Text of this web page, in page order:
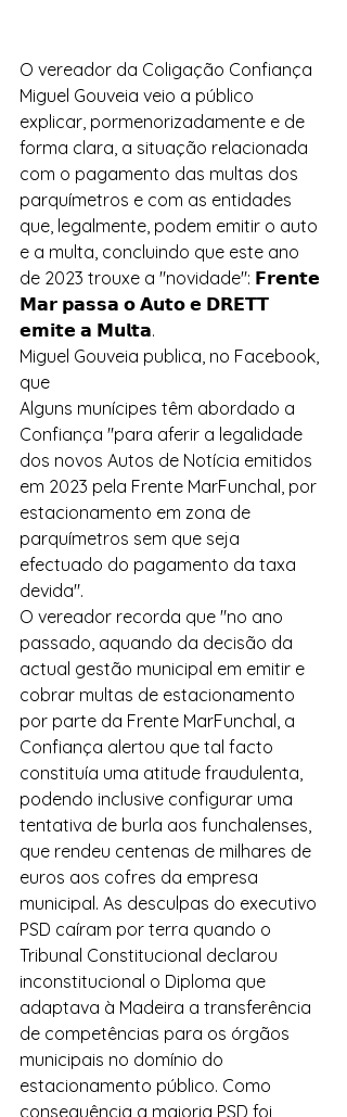
O vereador da Coligação Confiança
Miguel Gouveia veio a público
explicar, pormenorizadamente e de
forma clara, a situação relacionada
com o pagamento das multas dos
parquímetros e com as entidades
que, legalmente, podem emitir o auto
e a multa, concluindo que este ano
de 2023 trouxe a "novidade": 𝗙𝗿𝗲𝗻𝘁𝗲
𝗠𝗮𝗿 𝗽𝗮𝘀𝘀𝗮 𝗼 𝗔𝘂𝘁𝗼 𝗲 𝗗𝗥𝗘𝗧𝗧
𝗲𝗺𝗶𝘁𝗲 𝗮 𝗠𝘂𝗹𝘁𝗮.
Miguel Gouveia publica, no Facebook,
que
Alguns munícipes têm abordado a
Confiança "para aferir a legalidade
dos novos Autos de Notícia emitidos
em 2023 pela Frente MarFunchal, por
estacionamento em zona de
parquímetros sem que seja
efectuado do pagamento da taxa
devida".
O vereador recorda que "no ano
passado, aquando da decisão da
actual gestão municipal em emitir e
cobrar multas de estacionamento
por parte da Frente MarFunchal, a
Confiança alertou que tal facto
constituía uma atitude fraudulenta,
podendo inclusive configurar uma
tentativa de burla aos funchalenses,
que rendeu centenas de milhares de
euros aos cofres da empresa
municipal. As desculpas do executivo
PSD caíram por terra quando o
Tribunal Constitucional declarou
inconstitucional o Diploma que
adaptava à Madeira a transferência
de competências para os órgãos
municipais no domínio do
estacionamento público. Como
consequência a maioria PSD foi